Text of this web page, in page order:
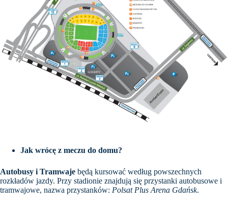
Jak wrócę z meczu do domu?
Autobusy i Tramwaje będą kursować według powszechnych
rozkładów jazdy. Przy stadionie znajdują się przystanki autobusowe i
tramwajowe, nazwa przystanków: Polsat Plus Arena Gdańsk.